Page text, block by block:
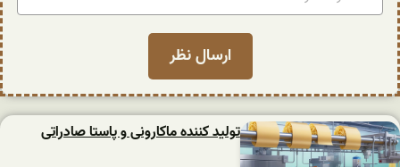
تولید کننده ماکارونی و پاستا صادراتی